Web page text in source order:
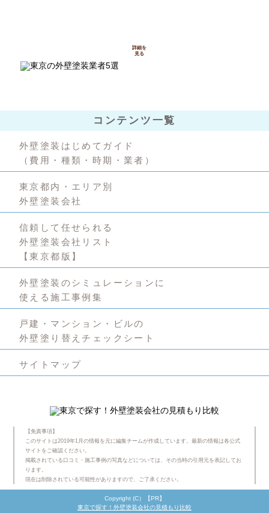
詳細を
見る
コンテンツ一覧
外壁塗装はじめてガイド
（費用・種類・時期・業者）
東京都内・エリア別
外壁塗装会社
信頼して任せられる
外壁塗装会社リスト
【東京都版】
外壁塗装のシミュレーションに
使える施工事例集
戸建・マンション・ビルの
外壁塗り替えチェックシート
サイトマップ
【免責事項】
このサイトは2019年1月の情報を元に編集チームが作成しています。最新の情報は各公式
サイトをご確認ください。
掲載されている口コミ・施工事例の写真などについては、その当時の引用元を表記してお
ります。
現在は削除されている可能性がありますので、ご了承ください。
Copyright (C）【PR】
東京で探す！外壁塗装会社の見積もり比較